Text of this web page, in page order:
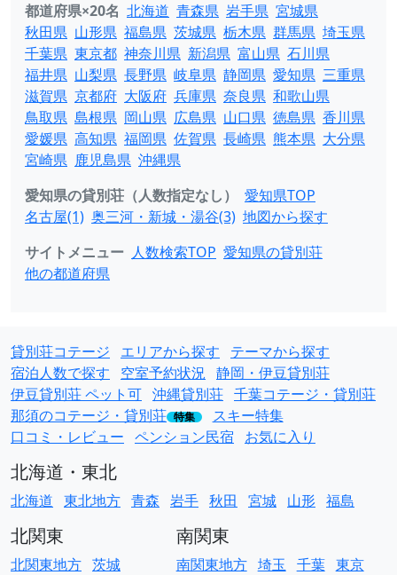
都道府県×20名 北海道 青森県 岩手県 宮城県
秋田県 山形県 福島県 茨城県 栃木県 群馬県 埼玉県
千葉県 東京都 神奈川県 新潟県 富山県 石川県
福井県 山梨県 長野県 岐阜県 静岡県 愛知県 三重県
滋賀県 京都府 大阪府 兵庫県 奈良県 和歌山県
鳥取県 島根県 岡山県 広島県 山口県 徳島県 香川県
愛媛県 高知県 福岡県 佐賀県 長崎県 熊本県 大分県
宮崎県 鹿児島県 沖縄県
愛知県の貸別荘（人数指定なし）
愛知県TOP
名古屋(1) 奥三河・新城・湯谷(3) 地図から探す
サイトメニュー 人数検索TOP 愛知県の貸別荘
他の都道府県
貸別荘コテージ エリアから探す
テーマから探す
宿泊人数で探す
空室予約状況 静岡・伊豆貸別荘
伊豆貸別荘 ペット可 沖縄貸別荘 千葉コテージ・貸別荘
那須のコテージ・貸別荘 特集
スキー特集
口コミ・レビュー ペンション民宿 お気に入り
北海道・東北
北海道 東北地方 青森 岩手 秋田 宮城 山形 福島
北関東
北関東地方 茨城
南関東
南関東地方 埼玉 千葉 東京